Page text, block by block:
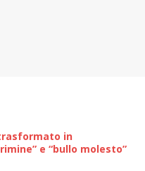
in
e “bullo molesto”